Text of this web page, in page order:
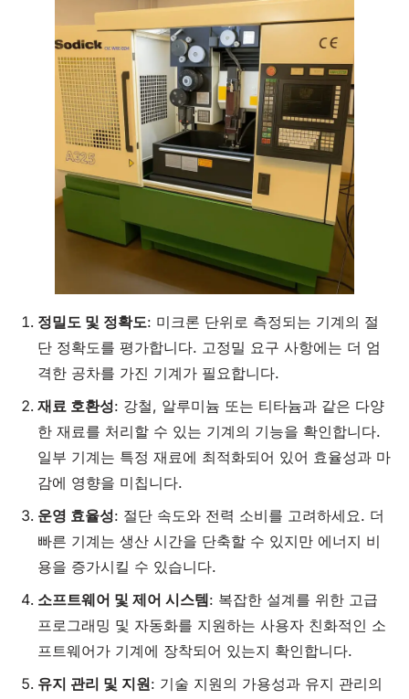
정밀도및 정확도: 미크론 단위로 측정되는 기계의 절
단 정확도를 평가합니다. 고정밀 요구 사항에는 더 엄
격한 공차를 가진 기계가 필요합니다.
재료 호환성: 강철, 알루미늄 또는 티타늄과 같은 다양
한 재료를 처리할 수 있는 기계의 기능을 확인합니다.
일부 기계는 특정 재료에 최적화되어 있어 효율성과 마
감에 영향을 미칩니다.
운영 효율성: 절단 속도와 전력 소비를 고려하세요. 더
빠른 기계는 생산 시간을 단축할 수 있지만 에너지 비
용을 증가시킬 수 있습니다.
소프트웨어 및 제어 시스템: 복잡한 설계를 위한 고급
프로그래밍 및 자동화를 지원하는 사용자 친화적인 소
프트웨어가 기계에 장착되어 있는지 확인합니다.
유지 관리 및 지원: 기술 지원의 가용성과 유지 관리의